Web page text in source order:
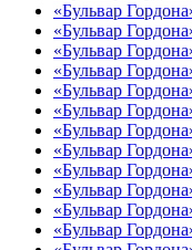
«Бульвар
«Бульвар
«Бульвар
«Бульвар
«Бульвар
«Бульвар
«Бульвар
«Бульвар
«Бульвар
«Бульвар
«Бульвар
«Бульвар